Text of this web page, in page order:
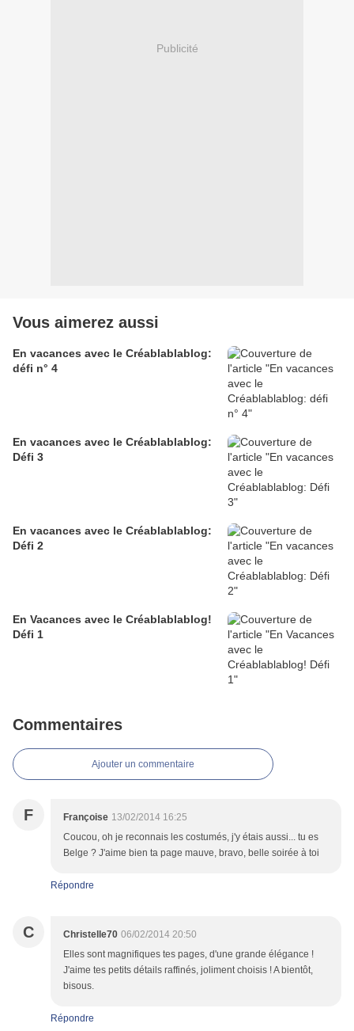
Publicité
Vous aimerez aussi
En vacances avec le Créablablablog:
défi n° 4
En vacances avec le Créablablablog:
Défi 3
En vacances avec le Créablablablog:
Défi 2
En Vacances avec le Créablablablog!
Défi 1
Commentaires
Ajouter un commentaire
F Françoise 13/02/2014 16:25
Coucou, oh je reconnais les costumés, j'y étais aussi... tu es
Belge ? J'aime bien ta page mauve, bravo, belle soirée à toi
Répondre
C Christelle70 06/02/2014 20:50
Elles sont magnifiques tes pages, d'une grande élégance !
J'aime tes petits détails raffinés, joliment choisis ! A bientôt,
bisous.
Répondre